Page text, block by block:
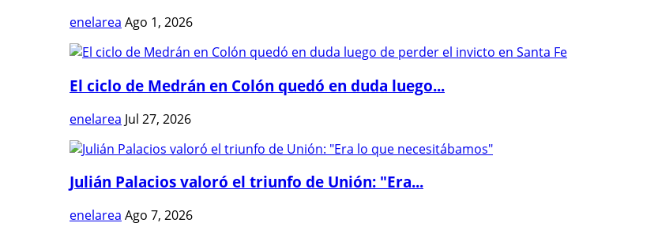
enelarea Ago 1, 2026
El ciclo de Medrán en Colón quedó en duda luego...
enelarea Jul 27, 2026
Julián Palacios valoró el triunfo de Unión: "Era...
enelarea Ago 7, 2026